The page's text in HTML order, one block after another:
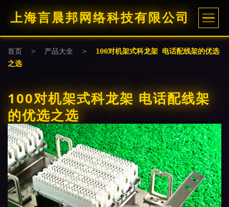
上海言晨邦网络科技有限公司
首页 > 产品大全 >
100对机架式科龙架 电话配线架的优选
之选
100对机架式科龙架 电话配线架
的优选之选